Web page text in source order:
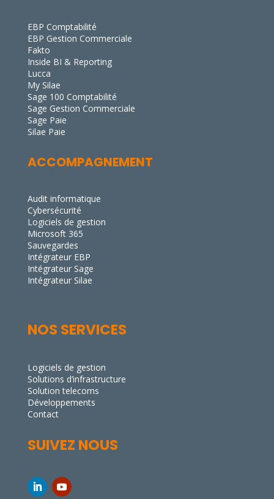
EBP Comptabilité
EBP Gestion Commerciale
Fakto
Inside BI & Reporting
Lucca
My Silae
Sage 100 Comptabilité
Sage Gestion Commerciale
Sage Paie
Silae Paie
ACCOMPAGNEMENT
Audit informatique
Cybersécurité
Logiciels de gestion
Microsoft 365
Sauvegardes
Intégrateur EBP
Intégrateur Sage
Intégrateur Silae
NOS SERVICES
Logiciels de gestion
Solutions d’infrastructure
Solution telecoms
Développements
Contact
SUIVEZ NOUS